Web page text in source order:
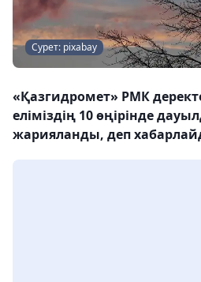
Сурет: pixabay
«Қазгидромет» РМК
еліміздің 10 өңірінде
жарияланды, деп